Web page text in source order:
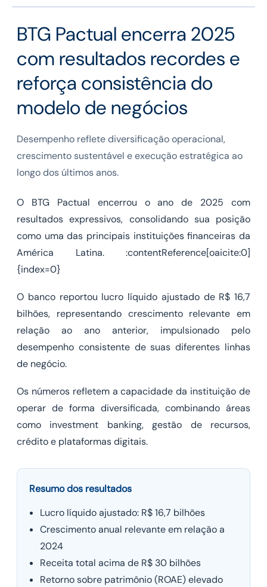
BTG Pactual encerra 2025
com resultados recordes e
reforça consistência do
modelo de negócios
Desempenho reflete diversificação operacional,
crescimento sustentável e execução estratégica ao
longo dos últimos anos.
O BTG Pactual encerrou o ano de 2025 com
resultados expressivos, consolidando sua posição
como uma das principais instituições financeiras da
América Latina. :contentReference[oaicite:0]
{index=0}
O banco reportou lucro líquido ajustado de R$ 16,7
bilhões, representando crescimento relevante em
relação ao ano anterior, impulsionado pelo
desempenho consistente de suas diferentes linhas
de negócio.
Os números refletem a capacidade da instituição de
operar de forma diversificada, combinando áreas
como investment banking, gestão de recursos,
crédito e plataformas digitais.
Resumo dos resultados
Lucro líquido ajustado: R$ 16,7 bilhões
Crescimento anual relevante em relação a
2024
Receita total acima de R$ 30 bilhões
Retorno sobre patrimônio (ROAE) elevado